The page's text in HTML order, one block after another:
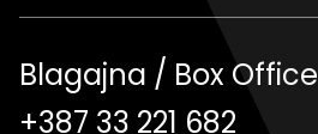
Blagajna / Box Office
+387 33 221 682